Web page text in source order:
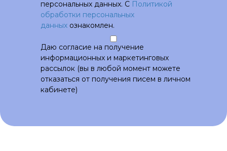
персональных данных. С Политикой
обработки персональных
данных ознакомлен.
Даю согласие на получение
информационных и маркетинговых
рассылок (вы в любой момент можете
отказаться от получения писем в личном
кабинете)